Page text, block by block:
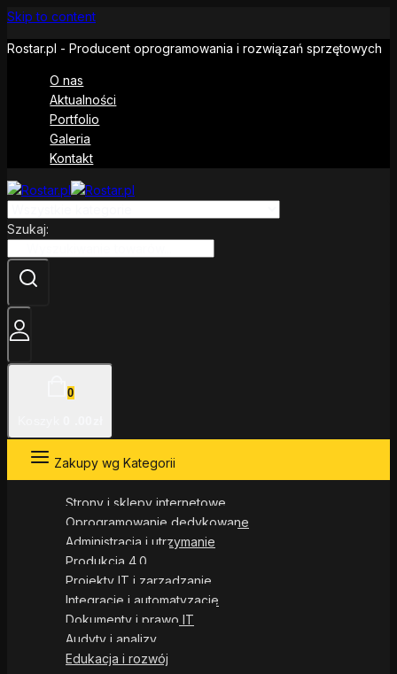
Skip to content
Rostar.pl - Producent oprogramowania i rozwiązań sprzętowych
O nas
Aktualności
Portfolio
Galeria
Kontakt
Szukaj:
0
Zakupy wg Kategorii
Strony i sklepy internetowe
Oprogramowanie dedykowane
Administracja i utrzymanie
Produkcja 4.0
Projekty IT i zarządzanie
Integracje i automatyzacje
Dokumenty i prawo IT
Audyty i analizy
Edukacja i rozwój